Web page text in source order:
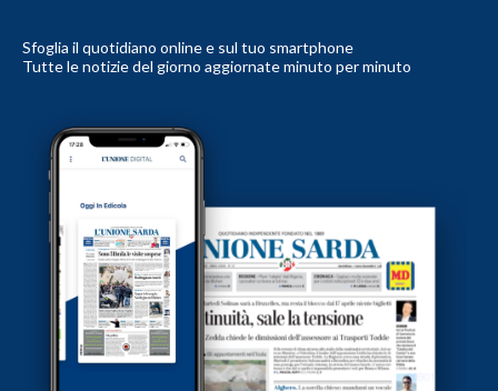
Sfoglia il quotidiano online e sul tuo smartphone
Tutte le notizie del giorno aggiornate minuto per minuto